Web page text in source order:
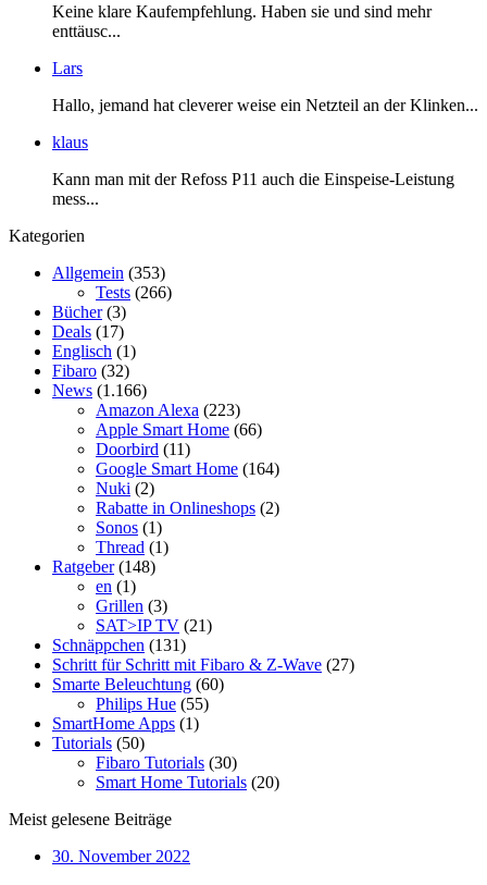
Keine klare Kaufempfehlung. Haben sie und sind mehr
enttäusc...
Lars
Hallo, jemand hat cleverer weise ein Netzteil an der Klinken...
klaus
Kann man mit der Refoss P11 auch die Einspeise-Leistung
mess...
Kategorien
Allgemein (353)
Tests (266)
Bücher(3)
Deals (17)
Englisch (1)
Fibaro (32)
News (1.166)
Amazon Alexa (223)
Apple Smart Home (66)
Doorbird (11)
Google Smart Home (164)
Nuki (2)
Rabatte in Onlineshops (2)
Sonos (1)
Thread (1)
Ratgeber(148)
en (1)
Grillen (3)
SAT>IP TV (21)
Schnäppchen (131)
Schritt für Schritt mit Fibaro & Z-Wave (27)
Smarte Beleuchtung (60)
Philips Hue (55)
SmartHome Apps (1)
Tutorials (50)
Fibaro Tutorials (30)
Smart Home Tutorials (20)
Meist gelesene Beiträge
30. November 2022